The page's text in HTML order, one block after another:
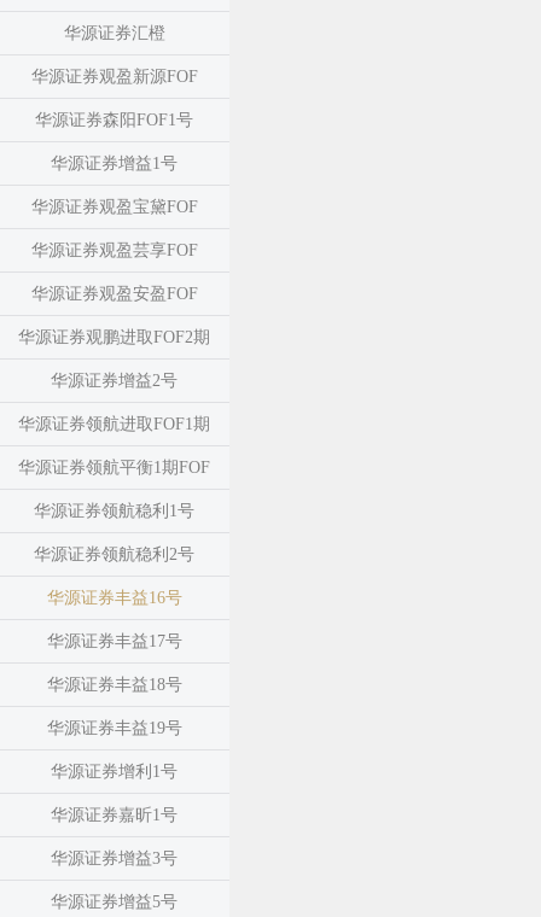
华源证券汇橙
华源证券观盈新源FOF
华源证券森阳FOF1号
华源证券增益1号
华源证券观盈宝黛FOF
华源证券观盈芸享FOF
华源证券观盈安盈FOF
华源证券观鹏进取FOF2期
华源证券增益2号
华源证券领航进取FOF1期
华源证券领航平衡1期FOF
华源证券领航稳利1号
华源证券领航稳利2号
华源证券丰益16号
华源证券丰益17号
华源证券丰益18号
华源证券丰益19号
华源证券增利1号
华源证券嘉昕1号
华源证券增益3号
华源证券增益5号